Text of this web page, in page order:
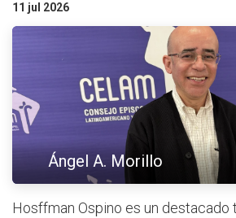
11 jul 2026
Ángel A. Morillo
Hosffman Ospino es un destacado